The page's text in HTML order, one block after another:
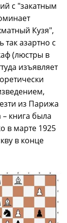
с "закатным
Кузя",
так азартно с
(люстры в
изъявляет
из Парижа
– книга была
в марте 1925
в конце